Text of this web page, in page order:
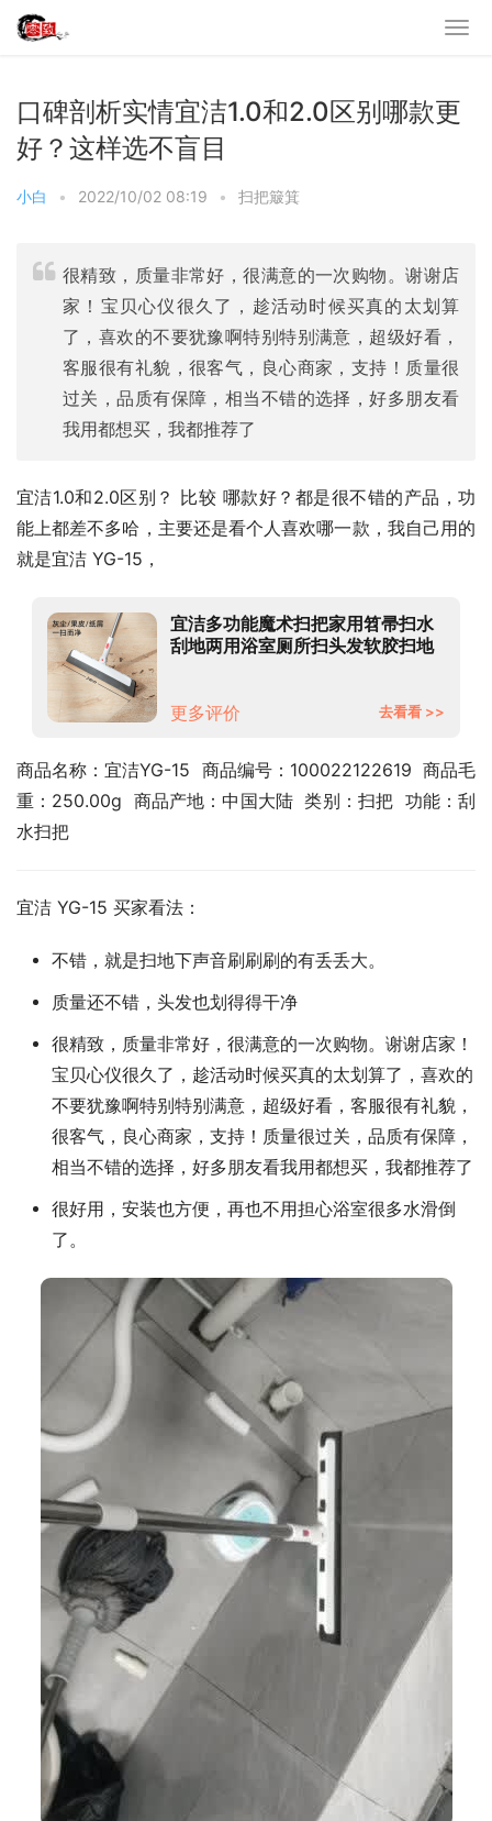
口碑剖析实情宜洁1.0和2.0区别哪款更
好？这样选不盲目
小白 • 2022/10/02 08:19 • 扫把簸箕
很精致，质量非常好，很满意的一次购物。谢谢店
家！宝贝心仪很久了，趁活动时候买真的太划算
了，喜欢的不要犹豫啊特别特别满意，超级好看，
客服很有礼貌，很客气，良心商家，支持！质量很
过关，品质有保障，相当不错的选择，好多朋友看
我用都想买，我都推荐了
宜洁1.0和2.0区别？ 比较 哪款好？都是很不错的产品，功
能上都差不多哈，主要还是看个人喜欢哪一款，我自己用的
就是宜洁 YG-15，
宜洁多功能魔术扫把家用笤帚扫水
刮地两用浴室厕所扫头发软胶扫地
更多评价 去看看 >>
商品名称：宜洁YG-15  商品编号：100022122619  商品毛
重：250.00g  商品产地：中国大陆  类别：扫把  功能：刮
水扫把
宜洁 YG-15 买家看法：
不错，就是扫地下声音刷刷刷的有丢丢大。
质量还不错，头发也划得得干净
很精致，质量非常好，很满意的一次购物。谢谢店家！
宝贝心仪很久了，趁活动时候买真的太划算了，喜欢的
不要犹豫啊特别特别满意，超级好看，客服很有礼貌，
很客气，良心商家，支持！质量很过关，品质有保障，
相当不错的选择，好多朋友看我用都想买，我都推荐了
很好用，安装也方便，再也不用担心浴室很多水滑倒
了。